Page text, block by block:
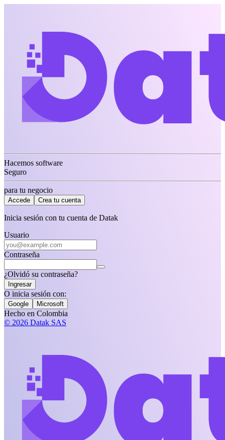
Hacemos software
Seguro
para tu negocio
Accede Crea tu cuenta
Inicia sesión con tu cuenta de Datak
Usuario
Contraseña
¿Olvidó su contraseña?
Ingresar
O inicia sesión con:
Google Microsoft
Hecho en Colombia
© 2026 Datak SAS